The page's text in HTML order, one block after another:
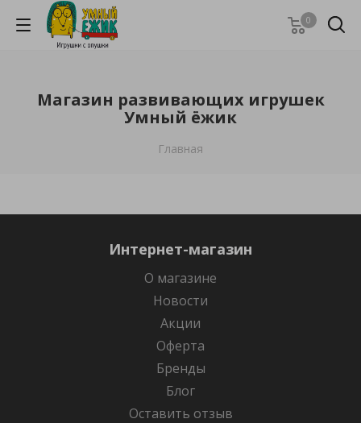
0
Магазин развивающих игрушек
Умный ёжик
Главная
Интернет-магазин
О магазине
Новости
Акции
Оферта
Бренды
Блог
Оставить отзыв